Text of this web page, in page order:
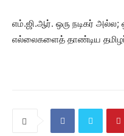
எம்.ஜி.ஆர். ஒரு நடிகர் அல்ல;
எல்லைகளைத் தாண்டிய